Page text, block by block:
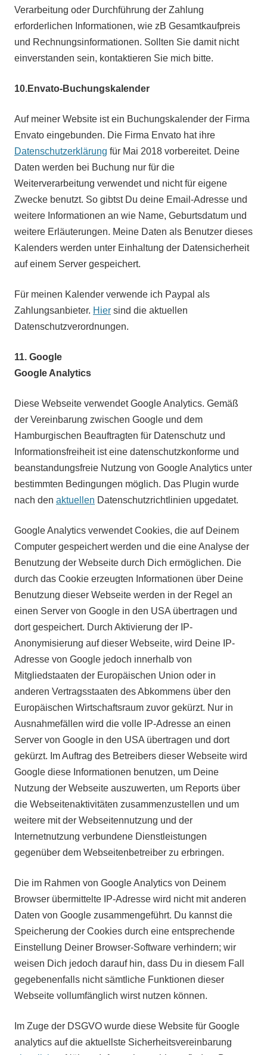
Verarbeitung oder Durchführung der Zahlung
erforderlichen Informationen, wie zB Gesamtkaufpreis
und Rechnungsinformationen. Sollten Sie damit nicht
einverstanden sein, kontaktieren Sie mich bitte.
10.Envato-Buchungskalender
Auf meiner Website ist ein Buchungskalender der Firma
Envato eingebunden. Die Firma Envato hat ihre
Datenschutzerklärung für Mai 2018 vorbereitet. Deine
Daten werden bei Buchung nur für die
Weiterverarbeitung verwendet und nicht für eigene
Zwecke benutzt. So gibtst Du deine Email-Adresse und
weitere Informationen an wie Name, Geburtsdatum und
weitere Erläuterungen. Meine Daten als Benutzer dieses
Kalenders werden unter Einhaltung der Datensicherheit
auf einem Server gespeichert.
Für meinen Kalender verwende ich Paypal als
Zahlungsanbieter. Hier sind die aktuellen
Datenschutzverordnungen.
11. Google
Google Analytics
Diese Webseite verwendet Google Analytics. Gemäß
der Vereinbarung zwischen Google und dem
Hamburgischen Beauftragten für Datenschutz und
Informationsfreiheit ist eine datenschutzkonforme und
beanstandungsfreie Nutzung von Google Analytics unter
bestimmten Bedingungen möglich. Das Plugin wurde
nach den aktuellen Datenschutzrichtlinien upgedatet.
Google Analytics verwendet Cookies, die auf Deinem
Computer gespeichert werden und die eine Analyse der
Benutzung der Webseite durch Dich ermöglichen. Die
durch das Cookie erzeugten Informationen über Deine
Benutzung dieser Webseite werden in der Regel an
einen Server von Google in den USA übertragen und
dort gespeichert. Durch Aktivierung der IP-
Anonymisierung auf dieser Webseite, wird Deine IP-
Adresse von Google jedoch innerhalb von
Mitgliedstaaten der Europäischen Union oder in
anderen Vertragsstaaten des Abkommens über den
Europäischen Wirtschaftsraum zuvor gekürzt. Nur in
Ausnahmefällen wird die volle IP-Adresse an einen
Server von Google in den USA übertragen und dort
gekürzt. Im Auftrag des Betreibers dieser Webseite wird
Google diese Informationen benutzen, um Deine
Nutzung der Webseite auszuwerten, um Reports über
die Webseitenaktivitäten zusammenzustellen und um
weitere mit der Webseitennutzung und der
Internetnutzung verbundene Dienstleistungen
gegenüber dem Webseitenbetreiber zu erbringen.
Die im Rahmen von Google Analytics von Deinem
Browser übermittelte IP-Adresse wird nicht mit anderen
Daten von Google zusammengeführt. Du kannst die
Speicherung der Cookies durch eine entsprechende
Einstellung Deiner Browser-Software verhindern; wir
weisen Dich jedoch darauf hin, dass Du in diesem Fall
gegebenenfalls nicht sämtliche Funktionen dieser
Webseite vollumfänglich wirst nutzen können.
Im Zuge der DSGVO wurde diese Website für Google
analytics auf die aktuellste Sicherheitsvereinbarung